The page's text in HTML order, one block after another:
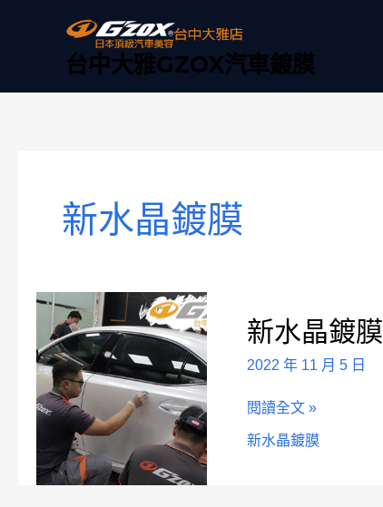
內
台中大雅GZOX汽車鍍膜
新水晶鍍膜
新水晶鍍膜
2022 年 11 月 5 日
水
晶
鍍
閱讀全文 »
新水晶鍍膜